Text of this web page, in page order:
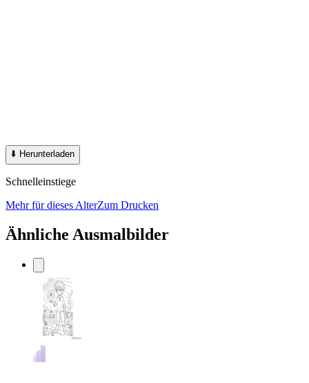
⬇️ Herunterladen
Schnelleinstiege
Mehr für dieses AlterZum Drucken
Ähnliche Ausmalbilder